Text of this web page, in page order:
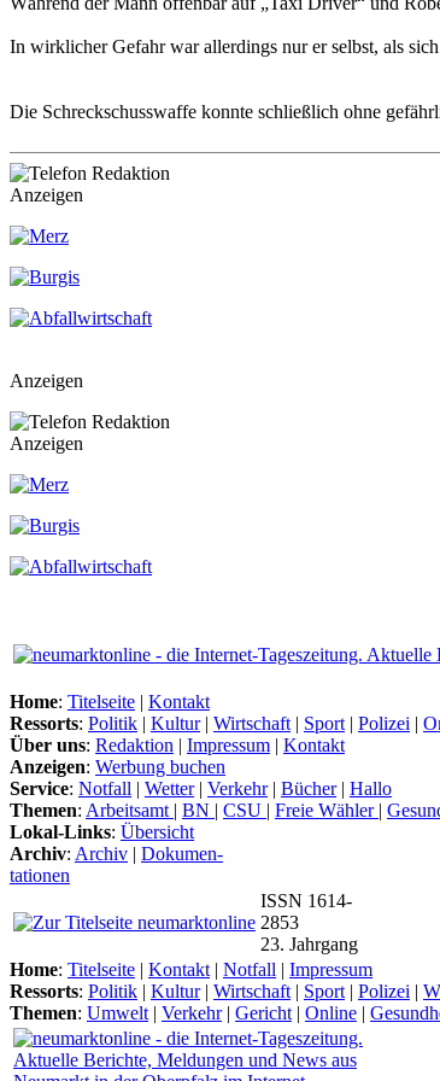
In wirklicher Gefahr war allerdings nur er selbst, als
Die Schreckschusswaffe konnte schließlich ohne
Anzeigen
Anzeigen
Anzeigen
Home: Titelseite | Kontakt
Ressorts: Politik | Kultur| Wirtschaft | Sport | Polizei |
Über uns: Redaktion | Impressum | Kontakt
Anzeigen: Werbung buchen
Service: Notfall | Wetter| Verkehr| Bücher| Hallo
Themen: Arbeitsamt | BN | CSU | Freie Wähler |
Lokal-Links: Übersicht
Archiv: Archiv | Dokumen-
tationen
ISSN 1614-
2853
23. Jahrgang
Home: Titelseite | Kontakt | Notfall | Impressum
Ressorts: Politik | Kultur| Wirtschaft | Sport | Polizei |
Themen: Umwelt | Verkehr| Gericht | Online |